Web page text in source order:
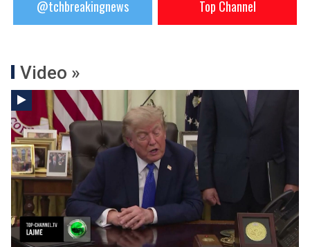
@tchbreakingnews Top Channel
Video »